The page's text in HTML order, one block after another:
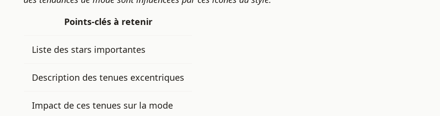
Points-clés à retenir
Liste des stars importantes
Description des tenues excentriques
Impact de ces tenues sur la mode